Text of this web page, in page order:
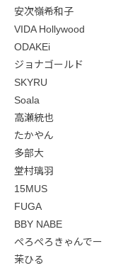
安次嶺希和子
VIDA Hollywood
ODAKEi
ジョナゴールド
SKYRU
Soala
高瀬統也
たかやん
多部大
堂村璃羽
15MUS
FUGA
BBY NABE
ぺろぺろきゃんでー
茉ひる